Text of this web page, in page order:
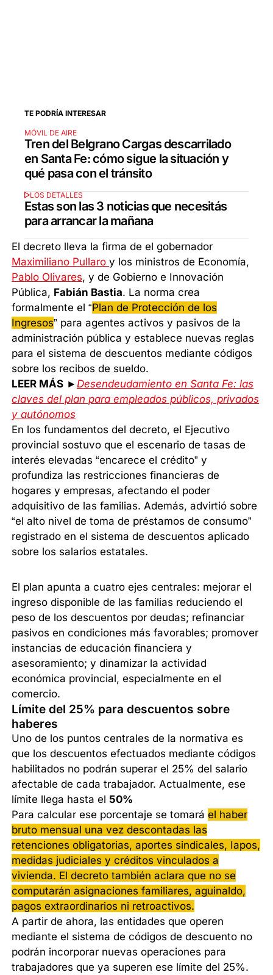
TE PODRÍA INTERESAR
MÓVIL DE AIRE
Tren del Belgrano Cargas descarrilado
en Santa Fe: cómo sigue la situación y
qué pasa con el tránsito
LOS DETALLES
Estas son las 3 noticias que necesitás
para arrancar la mañana
El decreto lleva la firma de el gobernador
Maximiliano Pullaroy los ministros de Economía,
Pablo Olivares, y de Gobierno e Innovación
Pública, Fabián Bastia. La norma crea
formalmente el “Plan de Protección de los
Ingresos” para agentes activos y pasivos de la
administración pública y establece nuevas reglas
para el sistema de descuentos mediante códigos
sobre los recibos de sueldo.
LEER MÁS ►Desendeudamiento en Santa Fe: las
claves del plan para empleados públicos, privados
y autónomos
En los fundamentos del decreto, el Ejecutivo
provincial sostuvo que el escenario de tasas de
interés elevadas “encarece el crédito” y
profundiza las restricciones financieras de
hogares y empresas, afectando el poder
adquisitivo de las familias. Además, advirtió sobre
“el alto nivel de toma de préstamos de consumo”
registrado en el sistema de descuentos aplicado
sobre los salarios estatales.
El plan apunta a cuatro ejes centrales: mejorar el
ingreso disponible de las familias reduciendo el
peso de los descuentos por deudas; refinanciar
pasivos en condiciones más favorables; promover
instancias de educación financiera y
asesoramiento; y dinamizar la actividad
económica provincial, especialmente en el
comercio.
Límite del 25% para descuentos sobre
haberes
Uno de los puntos centrales de la normativa es
que los descuentos efectuados mediante códigos
habilitados no podrán superar el 25% del salario
afectable de cada trabajador. Actualmente, ese
límite llega hasta el 50%
Para calcular ese porcentaje se tomaráel haber
bruto mensual una vez descontadas las
retenciones obligatorias, aportes sindicales, Iapos,
medidas judiciales y créditos vinculados a
vivienda. El decreto también aclara que no se
computarán asignaciones familiares, aguinaldo,
pagos extraordinarios ni retroactivos.
A partir de ahora, las entidades que operen
mediante el sistema de códigos de descuento no
podrán incorporar nuevas operaciones para
trabajadores que ya superen ese límite del 25%.